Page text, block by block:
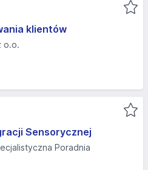
klientów
o.o.
Sensorycznej
Poradnia